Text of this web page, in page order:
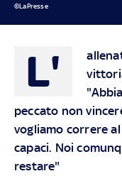
©LaPresse
L'
peccato non
vogliamo correre
capaci. Noi
restare"